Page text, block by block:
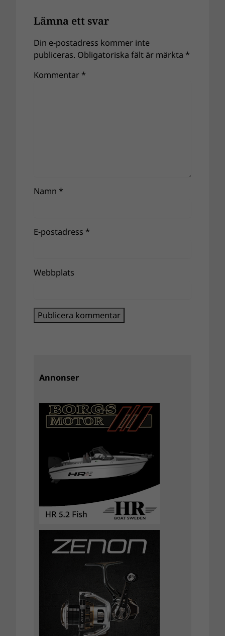
Lämna ett svar
Din e-postadress kommer inte
publiceras. Obligatoriska fält är märkta *
Kommentar *
Namn *
E-postadress *
Webbplats
Annonser